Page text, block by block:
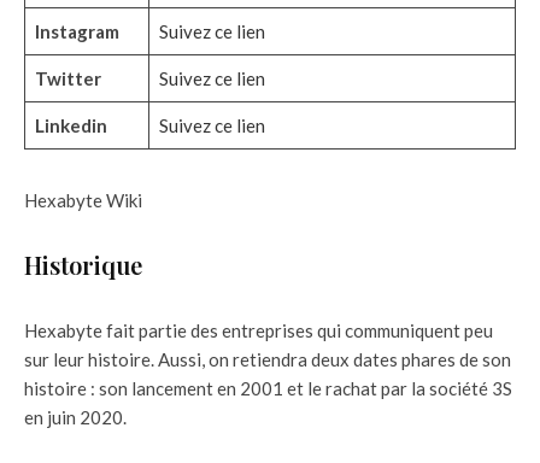
Instagram Suivez ce lien
Twitter Suivez ce lien
Linkedin Suivez ce lien
Hexabyte Wiki
Historique
Hexabyte fait partie des entreprises qui communiquent peu
sur leur histoire. Aussi, on retiendra deux dates phares de son
histoire : son lancement en 2001 et le rachat par la société 3S
en juin 2020.